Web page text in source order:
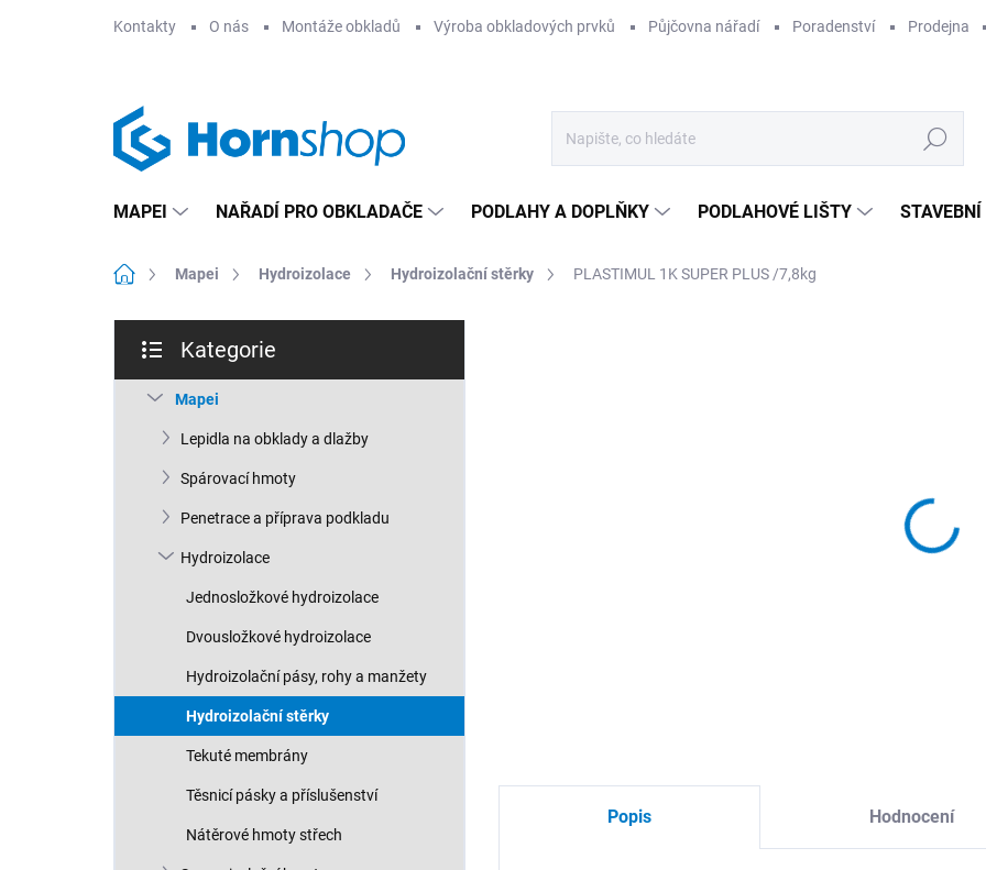
Kontakty O nás Montáže obkladů Výroba obkladových prvků Půjčovna nářadí Poradenství Prodejna
Hledat
MAPEI NAŘADÍ PRO OBKLADAČE PODLAHY A DOPLŇKY PODLAHOVÉ LIŠTY
Domů Mapei Hydroizolace Hydroizolační stěrky PLASTIMUL 1K SUPER PLUS /7,8kg
s
kategorie
Kategorie
Mapei
Lepidla na obklady a dlažby
Spárovací hmoty
Penetrace a příprava podkladu
Hydroizolace
Jednosložkové hydroizolace
Dvousložkové hydroizolace
Hydroizolační pásy, rohy a manžety
Hydroizolační stěrky
Tekuté membrány
Těsnicí pásky a příslušenství
Nátěrové hmoty střech
Popis Hodnocení